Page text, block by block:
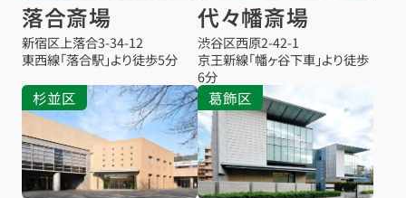
落合斎場
新宿区上落合3-34-12
東西線「落合駅」より徒歩5分
代々幡斎場
渋谷区西原2-42-1
京王新線「幡ヶ谷下車」より徒歩
6分
杉並区 葛飾区